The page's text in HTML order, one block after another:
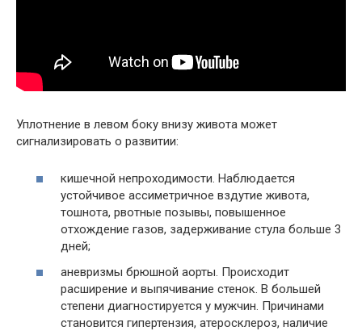
Уплотнение в левом боку внизу живота может
сигнализировать о развитии:
кишечной непроходимости. Наблюдается
устойчивое ассиметричное вздутие живота,
тошнота, рвотные позывы, повышенное
отхождение газов, задерживание стула больше 3
дней;
аневризмы брюшной аорты. Происходит
расширение и выпячивание стенок. В большей
степени диагностируется у мужчин. Причинами
становится гипертензия, атеросклероз, наличие